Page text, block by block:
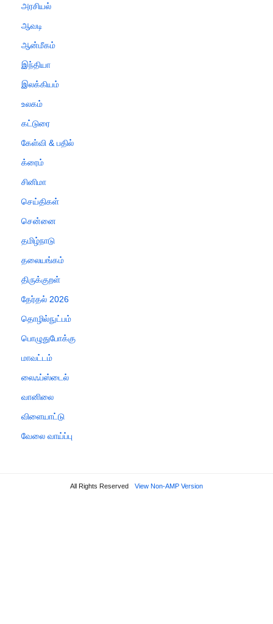
அரசியல்
ஆவடி
ஆன்மீகம்
இந்தியா
இலக்கியம்
உலகம்
கட்டுரை
கேள்வி & பதில்
க்ரைம்
சினிமா
செய்திகள்
சென்னை
தமிழ்நாடு
தலையங்கம்
திருக்குறள்
தேர்தல் 2026
தொழில்நுட்பம்
பொழுதுபோக்கு
மாவட்டம்
லைஃப்ஸ்டைல்
வானிலை
விளையாட்டு
வேலை வாய்ப்பு
All Rights Reserved View Non-AMP Version